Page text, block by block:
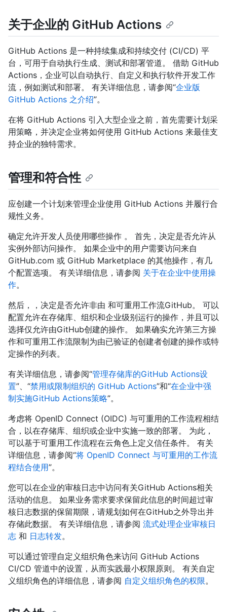
关于企业的 GitHub Actions
GitHub Actions 是一种持续集成和持续交付 (CI/CD) 平
台，可用于自动执行生成、测试和部署管道。 借助 GitHub
Actions，企业可以自动执行、自定义和执行软件开发工作
流，例如测试和部署。 有关详细信息，请参阅“企业版
GitHub Actions 之介绍”。
在将 GitHub Actions 引入大型企业之前，首先需要计划采
用策略，并决定企业将如何使用 GitHub Actions 来最佳支
持企业的独特需求。
管理和符合性
应创建一个计划来管理企业使用 GitHub Actions 并履行合
规性义务。
确定允许开发人员使用哪些操作 。 首先，决定是否允许从
实例外部访问操作。 如果企业中的用户需要访问来自
GitHub.com 或 GitHub Marketplace 的其他操作，有几
个配置选项。 有关详细信息，请参阅 关于在企业中使用操
作。
然后，，决定是否允许非由 和可重用工作流GitHub。 可以
配置允许在存储库、组织和企业级别运行的操作，并且可以
选择仅允许由GitHub创建的操作。 如果确实允许第三方操
作和可重用工作流限制为由已验证的创建者创建的操作或特
定操作的列表。
有关详细信息，请参阅“管理存储库的GitHub Actions设
置”、“禁用或限制组织的 GitHub Actions”和“在企业中强
制实施GitHub Actions策略”。
考虑将 OpenID Connect (OIDC) 与可重用的工作流程相结
合，以在存储库、组织或企业中实施一致的部署。 为此，
可以基于可重用工作流程在云角色上定义信任条件。 有关
详细信息，请参阅“将 OpenID Connect 与可重用的工作流
程结合使用”。
您可以在企业的审核日志中访问有关GitHub Actions相关
活动的信息。 如果业务需求要求保留此信息的时间超过审
核日志数据的保留期限，请规划如何在GitHub之外导出并
存储此数据。 有关详细信息，请参阅 流式处理企业审核日
志 和 日志转发。
可以通过管理自定义组织角色来访问 GitHub Actions
CI/CD 管道中的设置，从而实践最小权限原则。 有关自定
义组织角色的详细信息，请参阅 自定义组织角色的权限。